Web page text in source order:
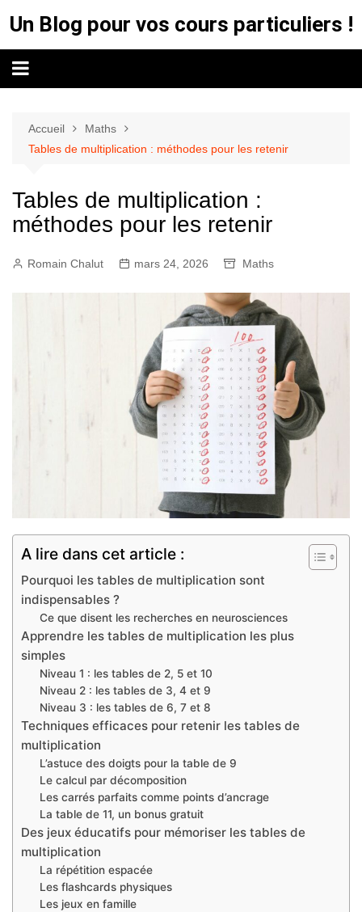
au
contenu
Un Blog pour vos cours particuliers !
Accueil
Maths
Tables de multiplication : méthodes pour les retenir
Tables de multiplication :
méthodes pour les retenir
Romain Chalut mars 24, 2026 Maths
A lire dans cet article :
Pourquoi les tables de multiplication sont
indispensables ?
Ce que disent les recherches en neurosciences
Apprendre les tables de multiplication les plus
simples
Niveau 1 : les tables de 2, 5 et 10
Niveau 2 : les tables de 3, 4 et 9
Niveau 3 : les tables de 6, 7 et 8
Techniques efficaces pour retenir les tables de
multiplication
L’astuce des doigts pour la table de 9
Le calcul par décomposition
Les carrés parfaits comme points d’ancrage
La table de 11, un bonus gratuit
Des jeux éducatifs pour mémoriser les tables de
multiplication
La répétition espacée
Les flashcards physiques
Les jeux en famille